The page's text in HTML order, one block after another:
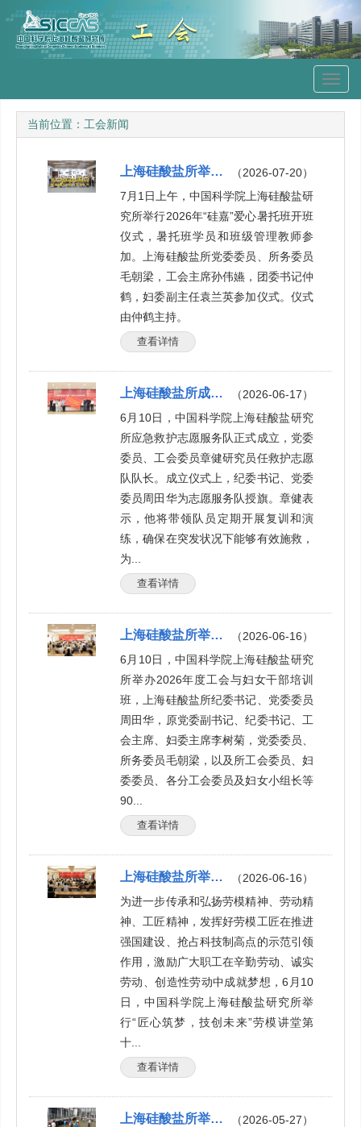
当前位置： 工会新闻
（2026-07-20）
上海硅酸盐所举行2026年“硅嘉”爱心暑托班开班仪式
7月1日上午，中国科学院上海硅酸盐研
究所举行2026年“硅嘉”爱心暑托班开班
仪式，暑托班学员和班级管理教师参
加。上海硅酸盐所党委委员、所务委员
毛朝梁，工会主席孙伟嬿，团委书记仲
鹤，妇委副主任袁兰英参加仪式。仪式
由仲鹤主持。
查看详情
（2026-06-17）
上海硅酸盐所成立应急救护志愿服务队
6月10日，中国科学院上海硅酸盐研究
所应急救护志愿服务队正式成立，党委
委员、工会委员章健研究员任救护志愿
队队长。成立仪式上，纪委书记、党委
委员周田华为志愿服务队授旗。章健表
示，他将带领队员定期开展复训和演
练，确保在突发状况下能够有效施救，
为...
查看详情
（2026-06-16）
上海硅酸盐所举办2026年度工会与妇女干部培训班
6月10日，中国科学院上海硅酸盐研究
所举办2026年度工会与妇女干部培训
班，上海硅酸盐所纪委书记、党委委员
周田华，原党委副书记、纪委书记、工
会主席、妇委主席李树菊，党委委员、
所务委员毛朝梁，以及所工会委员、妇
委委员、各分工会委员及妇女小组长等
90...
查看详情
（2026-06-16）
上海硅酸盐所举行“匠心筑梦，技创未来”劳模讲堂第十讲
为进一步传承和弘扬劳模精神、劳动精
神、工匠精神，发挥好劳模工匠在推进
强国建设、抢占科技制高点的示范引领
作用，激励广大职工在辛勤劳动、诚实
劳动、创造性劳动中成就梦想，6月10
日，中国科学院上海硅酸盐研究所举
行“匠心筑梦，技创未来”劳模讲堂第
十...
查看详情
（2026-05-27）
上海硅酸盐所举办“硅心筑梦，童享自然”六一亲子活动